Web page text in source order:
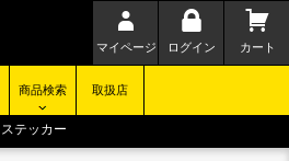
マイページ ログイン カート
商品検索 取扱店
ステッカー